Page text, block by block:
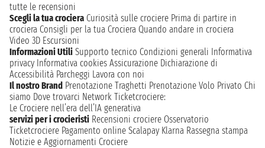
tutte le recensioni
Scegli la tua crociera Curiosità sulle crociere Prima di partire in
crociera Consigli per la tua Crociera Quando andare in crociera
Video 3D Escursioni
Informazioni Utili Supporto tecnico Condizioni generali Informativa
privacy Informativa cookies Assicurazione Dichiarazione di
Accessibilità Parcheggi Lavora con noi
Il nostro Brand Prenotazione Traghetti Prenotazione Volo Privato Chi
siamo Dove trovarci Network Ticketcrociere:
Le Crociere nell’era dell’IA generativa
servizi per i crocieristi Recensioni crociere Osservatorio
Ticketcrociere Pagamento online Scalapay Klarna Rassegna stampa
Notizie e Aggiornamenti Crociere